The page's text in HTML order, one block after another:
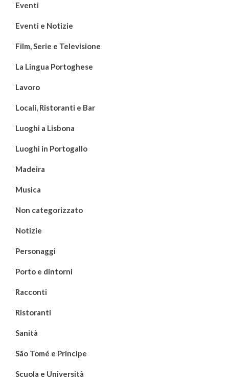
Eventi
Eventi e Notizie
Film, Serie e Televisione
La Lingua Portoghese
Lavoro
Locali, Ristoranti e Bar
Luoghi a Lisbona
Luoghi in Portogallo
Madeira
Musica
Non categorizzato
Notizie
Personaggi
Porto e dintorni
Racconti
Ristoranti
Sanità
São Tomé e Príncipe
Scuola e Università